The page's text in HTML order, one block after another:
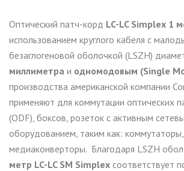
Оптический патч-корд LC-LC Simplex 1
использованием круглого кабеля с
безаглогеновой оболочкой (LSZH)
миллиметра и одномодовым (Single
производства американской компании
применяют для коммутации оптических
(ODF), боксов, розеток с активным
оборудованием, таким как: коммутаторы,
медиаконверторы. Благодаря LSZH
метр LC-LC SM Simplex соответствует